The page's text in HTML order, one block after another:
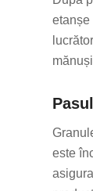
etanșe
este